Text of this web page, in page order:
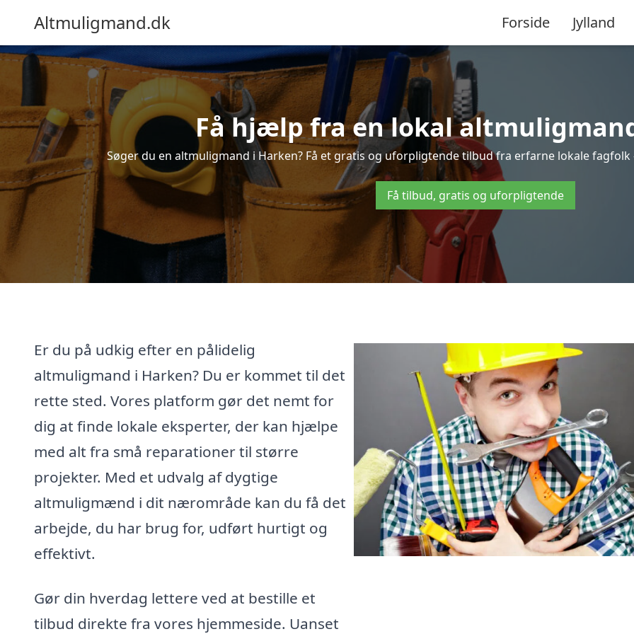
Altmuligmand.dk Forside Jylland
Få hjælp fra en lokal
Søger du en altmuligmand i Harken? Få et gratis og uforpligtende tilbud fra erfarne lokale
Få tilbud, gratis og uforpligtende
Er du på udkig efter en pålidelig
altmuligmand i Harken? Du er kommet til det
rette sted. Vores platform gør det nemt for
dig at finde lokale eksperter, der kan hjælpe
med alt fra små reparationer til større
projekter. Med et udvalg af dygtige
altmuligmænd i dit nærområde kan du få det
arbejde, du har brug for, udført hurtigt og
effektivt.
Gør din hverdag lettere ved at bestille et
tilbud direkte fra vores hjemmeside. Uanset